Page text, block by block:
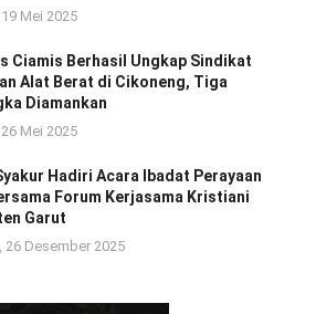
Mei 2025
Ciamis Berhasil Ungkap Sindikat
Alat Berat di Cikoneng, Tiga
Diamankan
Mei 2025
Hadiri Acara Ibadat Perayaan
Forum Kerjasama Kristiani
Garut
26 Desember 2025